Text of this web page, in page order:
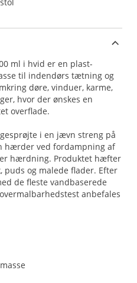
ml i hvid er en plast-
til indendørs tætning og
døre, vinduer, karme,
hvor der ønskes en
overflade.
i en jævn streng på
hærder ved fordampning af
hærdning. Produktet hæfter
og malede flader. Efter
de fleste vandbaserede
anbefales